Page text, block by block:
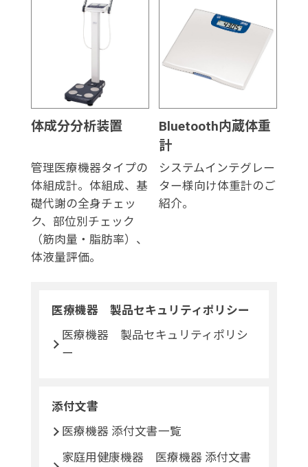
体成分分析装置
管理医療機器タイプの
体組成計。体組成、基
礎代謝の全身チェッ
ク、部位別チェック
（筋肉量・脂肪率）、
体液量評価。
Bluetooth内蔵体重
計
システムインテグレー
ター様向け体重計のご
紹介。
医療機器 製品セキュリティポリシー
医療機器 製品セキュリティポリシ
ー
添付文書
医療機器 添付文書一覧
家庭用健康機器 医療機器 添付文書